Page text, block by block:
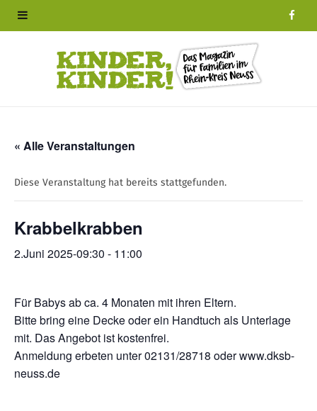
o
« Alle Veranstaltungen
Diese Veranstaltung hat bereits stattgefunden.
Krabbelkrabben
2.Juni 2025-09:30 - 11:00
Für Babys ab ca. 4 Monaten mit ihren Eltern.
Bitte bring eine Decke oder ein Handtuch als Unterlage
mit. Das Angebot ist kostenfrei.
Anmeldung erbeten unter 02131/28718 oder www.dksb-
neuss.de